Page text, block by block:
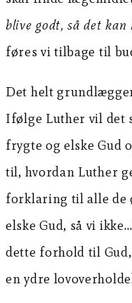
blive godt, så det kan
føres vi tilbage til
Det helt
Ifølge Luther vil det
frygte og elske Gud
til, hvordan Luther
forklaring til alle de
elske Gud, så vi
dette forhold til
en ydre